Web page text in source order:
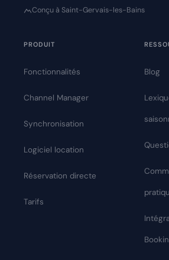
Conçu à Saint-Gervais-les-Bains
PRODUIT
Fonctionnalités
Channel Manager
Synchronisation
Logiciel location
Réservation directe
Tarifs
Blog